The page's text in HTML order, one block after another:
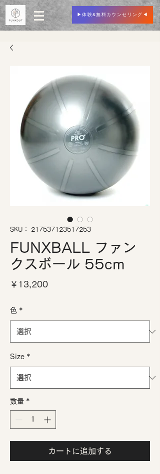
▶︎体験&無料カウンセリング◀︎
SKU： 217537123517253
FUNXBALL ファン
クスボール 55cm
￥13,200価
色 *
Size *
数量 *
カートに追加する